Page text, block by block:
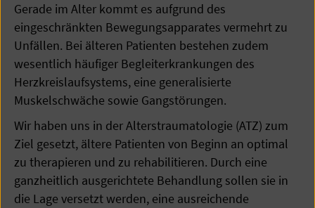
Gerade im Alter kommt es aufgrund des
eingeschränkten Bewegungsapparates vermehrt zu
Unfällen. Bei älteren Patienten bestehen zudem
wesentlich häufiger Begleiterkrankungen des
Herzkreislaufsystems, eine generalisierte
Muskelschwäche sowie Gangstörungen.
Wir haben uns in der Alterstraumatologie (ATZ) zum
Ziel gesetzt, ältere Patienten von Beginn an optimal
zu therapieren und zu rehabilitieren. Durch eine
ganzheitlich ausgerichtete Behandlung sollen sie in
die Lage versetzt werden, eine ausreichende